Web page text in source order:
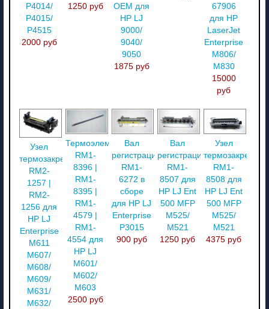
P4014/
P4015/
P4515
2000 руб
1250 руб
OEM для
HP LJ
9000/
9040/
9050
1875 руб
67906
для HP
LaserJet
Enterprise
M806/
M830
15000
руб
Узел
термозакрепления
RM2-
1257 |
RM2-
1256 для
HP LJ
Enterprise
M611
M607/
M608/
M609/
M631/
M632/
Термоэлемент
RM1-
8396 |
RM1-
8395 |
RM1-
4579 |
RM1-
4554 для
HP LJ
M601/
M602/
M603
2500 руб
Вал
регистрации
RM1-
6272 в
сборе
для HP LJ
Enterprise
P3015
900 руб
Вал
регистрации
RM1-
8507 для
HP LJ Ent
500 MFP
M525/
M521
1250 руб
Узел
RM1-
8508 для
HP LJ Ent
500 MFP
M525/
M521
4375 руб